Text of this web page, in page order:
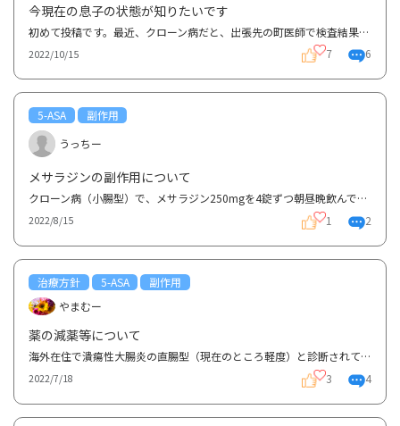
今現在の息子の状態が知りたいです
初めて投稿です。最近、クローン病だと、出張先の町医師で検査結果により言われました。処方されている...
2022/10/15 7 6
5-ASA
副作用
うっちー
メサラジンの副作用について
クローン病（小腸型）で、メサラジン250mgを4錠ずつ朝昼晩飲んでいます。その副作用みたいなのですが、3...
2022/8/15 1 2
治療方針 5-ASA
副作用
やまむー
薬の減薬等について
海外在住で潰瘍性大腸炎の直腸型（現在のところ軽度）と診断されているものです。過去にも何度かこちら...
2022/7/18 3 4